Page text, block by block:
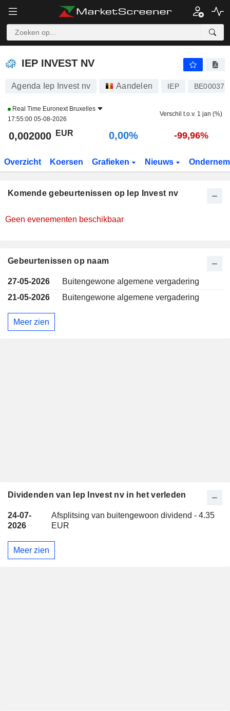
IEP INVEST NV
IEP INVEST NV
Agenda Iep Invest nv Aandelen IEP
Real Time Euronext Bruxelles
17:55:00 05-08-2026
Verschil t.o.v. 1 jan (%)
0,002000 EUR 0,00% -99,96%
Overzicht Koersen Grafieken Nieuws
Komende gebeurtenissen op Iep Invest nv
Geen evenementen beschikbaar
Gebeurtenissen op naam
27-05-2026
Buitengewone algemene vergadering
21-05-2026
Buitengewone algemene vergadering
Meer zien
Dividenden van Iep Invest nv in het verleden
24-07-
2026
Afsplitsing van buitengewoon dividend - 4.35
EUR
Meer zien